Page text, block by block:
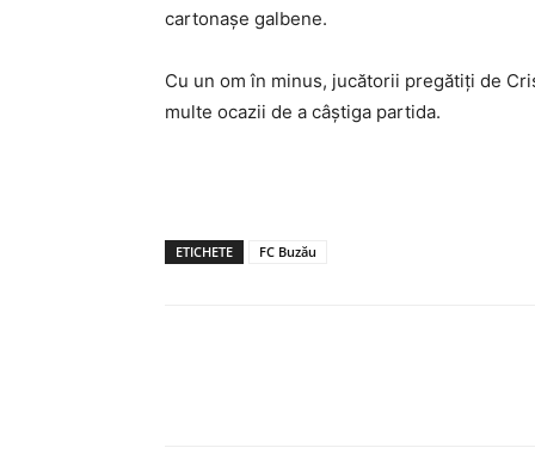
cartonașe galbene.
Cu un om în minus, jucătorii pregătiți de
multe ocazii de a câștiga partida.
ETICHETE FC Buzău